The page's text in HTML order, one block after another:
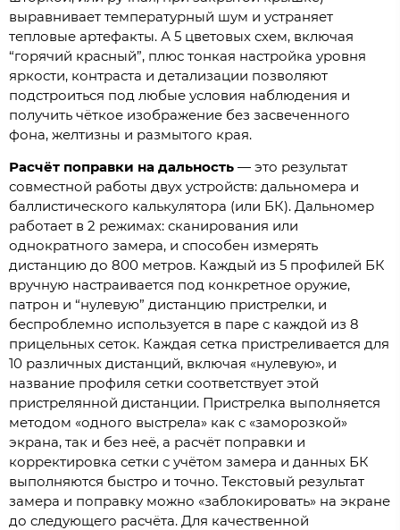
выравнивает температурный шум и устраняет
тепловые артефакты. А 5 цветовых схем, включая
“горячий красный”, плюс тонкая настройка уровня
яркости, контраста и детализации позволяют
подстроиться под любые условия наблюдения и
получить чёткое изображение без засвеченного
фона, желтизны и размытого края.
Расчёт поправки на дальность — это результат
совместной работы двух устройств: дальномера и
баллистического калькулятора (или БК). Дальномер
работает в 2 режимах: сканирования или
однократного замера, и способен измерять
дистанцию до 800 метров. Каждый из 5 профилей БК
вручную настраивается под конкретное оружие,
патрон и “нулевую” дистанцию пристрелки, и
беспроблемно используется в паре с каждой из 8
прицельных сеток. Каждая сетка пристреливается для
10 различных дистанций, включая «нулевую», и
название профиля сетки соответствует этой
пристрелянной дистанции. Пристрелка выполняется
методом «одного выстрела» как с «заморозкой»
экрана, так и без неё, а расчёт поправки и
корректировка сетки с учётом замера и данных БК
выполняются быстро и точно. Текстовый результат
замера и поправку можно «заблокировать» на экране
до следующего расчёта. Для качественной